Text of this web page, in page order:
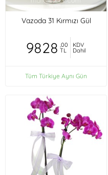
Vazoda 31 Kırmızı Gül
9828 ,00
TL
KDV
Dahil
Tüm Türkiye Aynı Gün